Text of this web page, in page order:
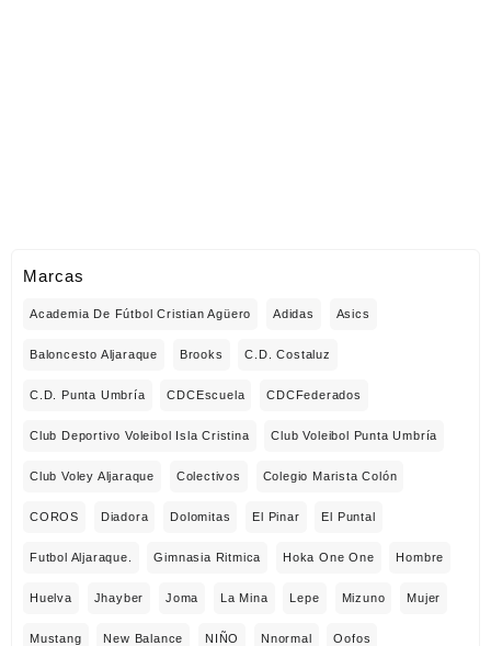
Marcas
Academia De Fútbol Cristian Agüero Adidas Asics
Baloncesto Aljaraque Brooks C.D. Costaluz
C.D. Punta Umbría CDCEscuela CDCFederados
Club Deportivo Voleibol Isla Cristina Club Voleibol Punta Umbría
Club Voley Aljaraque Colectivos Colegio Marista Colón
COROS Diadora Dolomitas El Pinar El Puntal
Futbol Aljaraque. Gimnasia Ritmica Hoka One One Hombre
Huelva Jhayber Joma La Mina Lepe Mizuno Mujer
Mustang New Balance NIÑO Nnormal Oofos